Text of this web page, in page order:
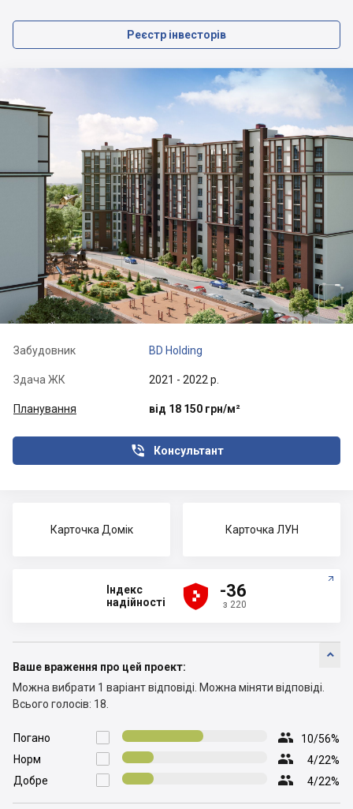
Реєстр інвесторів
Забудовник BD Holding
Здача ЖК 2021 - 2022 р.
Планування від 18 150 грн/м²
Консультант

Карточка Домік Карточка ЛУН
Індекс
надійності




 -36
з 220

Ваше враження про цей проект:
Можна вибрати 1 варіант відповіді. Можна міняти відповіді.
Всього голосів: 18.

Погано  10/56%

Норм  4/22%

Добре  4/22%